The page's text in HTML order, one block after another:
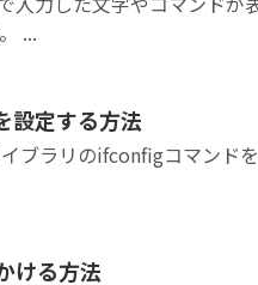
...
設定する方法
ブラリのifconfigコマンド
ける方法